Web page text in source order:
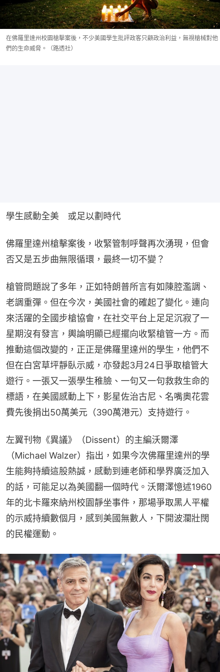
在佛羅里達州校園槍擊案後，不少美國學生批評政客只顧政治利益，無視槍械對他
們的生命威脅。（路透社）
學生感動全美　或足以劃時代
佛羅里達州槍擊案後，收緊管制呼聲再次湧現，但會
否又是五步曲無限循環，最終一切不變？
槍管問題說了多年，正如特朗普所言有如陳腔濫調、
老調重彈。但在今次，美國社會的確起了變化。連向
來活躍的全國步槍協會，在社交平台上足足沉寂了一
星期沒有發言，輿論明顯已經擺向收緊槍管一方。而
推動這個改變的，正正是佛羅里達州的學生，他們不
但在白宮草坪靜臥示威，亦發起3月24日爭取槍管大
遊行。一張又一張學生稚臉、一句又一句救救生命的
標語，在美國感動上下，影星佐治古尼、名嘴奧花雲
費先後捐出50萬美元（390萬港元）支持遊行。
左翼刊物《異議》（Dissent）的主編沃爾澤
（Michael Walzer）指出，如果今次佛羅里達州的學
生能夠持續這股熱誠，感動到連老師和學界廣泛加入
的話，可能足以為美國翻一個時代。沃爾澤憶述1960
年的北卡羅來納州校園靜坐事件，那場爭取黑人平權
的示威持續數個月，感到美國無數人，下開波瀾壯闊
的民權運動。